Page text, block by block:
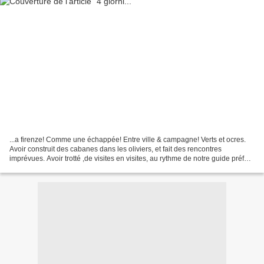
...a firenze! Comme une échappée! Entre ville & campagne! Verts et ocres.
Avoir construit des cabanes dans les oliviers, et fait des rencontres
imprévues. Avoir trotté ,de visites en visites, au rythme de notre guide préféré